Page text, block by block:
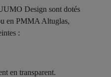
Design sont dotés
en PMMA Altuglas,
:
en transparent.